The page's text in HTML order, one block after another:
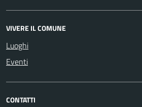
VIVERE IL COMUNE
Luoghi
Eventi
CONTATTI